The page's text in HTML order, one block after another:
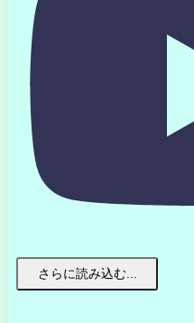
さらに読み込む...